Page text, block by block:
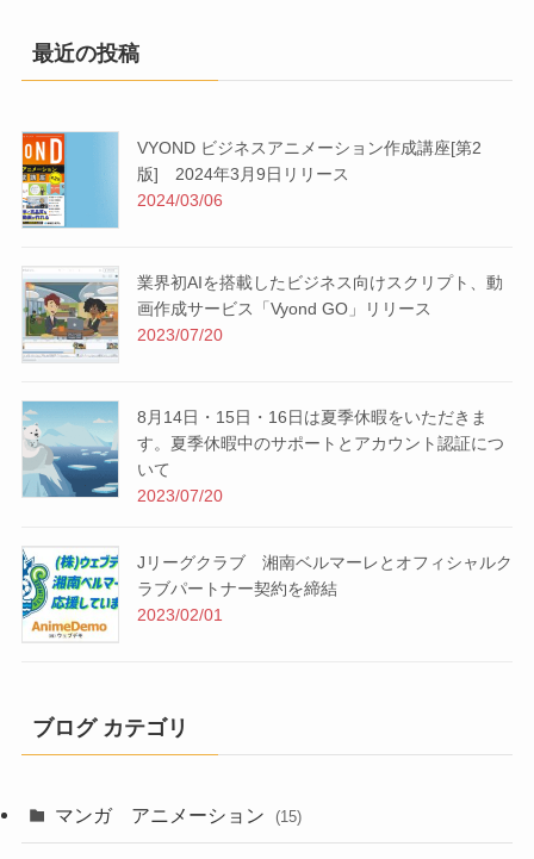
最近の投稿
VYOND ビジネスアニメーション作成講座[第2
版] 2024年3月9日リリース
2024/03/06
業界初AIを搭載したビジネス向けスクリプト、動
画作成サービス「Vyond GO」リリース
2023/07/20
8月14日・15日・16日は夏季休暇をいただきま
す。夏季休暇中のサポートとアカウント認証につ
いて
2023/07/20
Jリーグクラブ 湘南ベルマーレとオフィシャルク
ラブパートナー契約を締結
2023/02/01
ブログ カテゴリ
マンガ アニメーション (15)